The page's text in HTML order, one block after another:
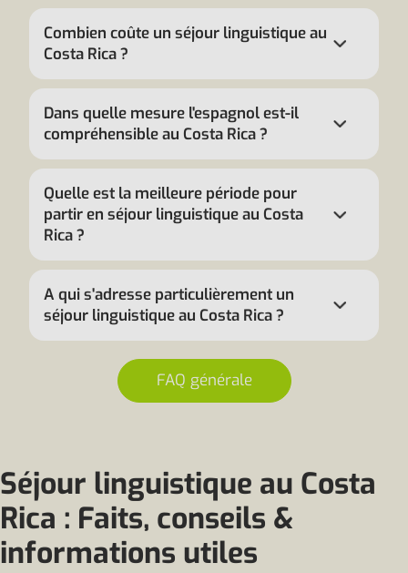
Combien coûte un séjour linguistique au
Costa Rica ?
Dans quelle mesure l'espagnol est-il
compréhensible au Costa Rica ?
Quelle est la meilleure période pour
partir en séjour linguistique au Costa
Rica ?
A qui s'adresse particulièrement un
séjour linguistique au Costa Rica ?
FAQ générale
Séjour linguistique au Costa
Rica : Faits, conseils &
informations utiles